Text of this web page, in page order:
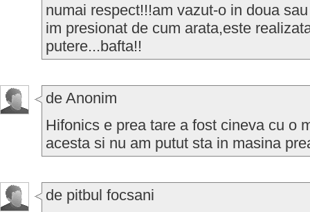
numai respect!!!am vazut-o in doua
im presionat de cum arata,este
putere...bafta!!
de Anonim
Hifonics e prea tare a fost cineva cu o
acesta si nu am putut sta in masina
de pitbul focsani